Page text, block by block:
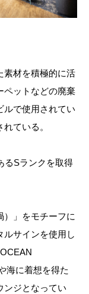
素材を積極的に活
ペットなどの廃棄
ルで使用されてい
ている。
るSランクを取得
）」をモチーフに
ルサインを使用し
海に着想を得た
ンジとなってい